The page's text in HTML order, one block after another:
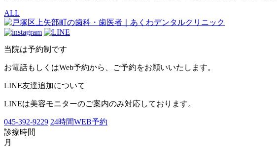
ALL
当院は予約制です
お電話もしくはWeb予約から、ご予約をお願いいたします。
LINE友達追加について
LINEは美容モニターのご案内のみ対応しております。
045-392-9229 24時間WEB予約
診療時間
月